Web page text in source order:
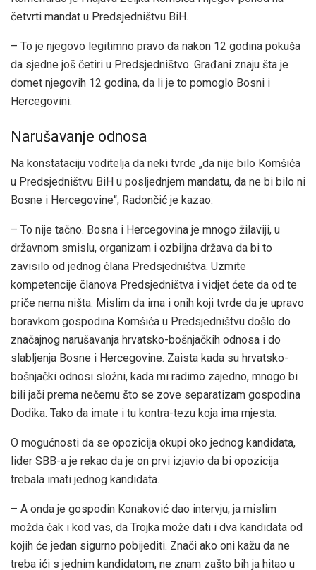
četvrti mandat u Predsjedništvu BiH.
– To je njegovo legitimno pravo da nakon 12 godina pokuša
da sjedne još četiri u Predsjedništvo. Građani znaju šta je
domet njegovih 12 godina, da li je to pomoglo Bosni i
Hercegovini.
Narušavanje odnosa
Na konstataciju voditelja da neki tvrde „da nije bilo Komšića
u Predsjedništvu BiH u posljednjem mandatu, da ne bi bilo ni
Bosne i Hercegovine“, Radončić je kazao:
– To nije tačno. Bosna i Hercegovina je mnogo žilaviji, u
državnom smislu, organizam i ozbiljna država da bi to
zavisilo od jednog člana Predsjedništva. Uzmite
kompetencije članova Predsjedništva i vidjet ćete da od te
priče nema ništa. Mislim da ima i onih koji tvrde da je upravo
boravkom gospodina Komšića u Predsjedništvu došlo do
značajnog narušavanja hrvatsko-bošnjačkih odnosa i do
slabljenja Bosne i Hercegovine. Zaista kada su hrvatsko-
bošnjački odnosi složni, kada mi radimo zajedno, mnogo bi
bili jači prema nečemu što se zove separatizam gospodina
Dodika. Tako da imate i tu kontra-tezu koja ima mjesta.
O mogućnosti da se opozicija okupi oko jednog kandidata,
lider SBB-a je rekao da je on prvi izjavio da bi opozicija
trebala imati jednog kandidata.
– A onda je gospodin Konaković dao intervju, ja mislim
možda čak i kod vas, da Trojka može dati i dva kandidata od
kojih će jedan sigurno pobijediti. Znači ako oni kažu da ne
treba ići s jednim kandidatom, ne znam zašto bih ja hitao u